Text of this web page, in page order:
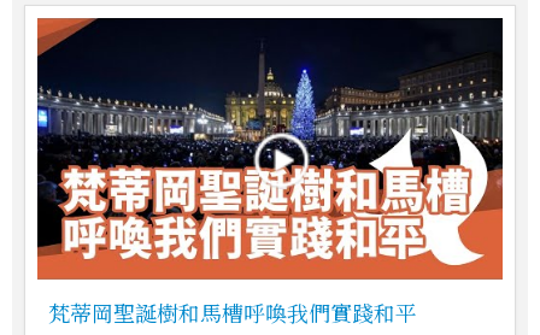
梵蒂岡聖誕樹和馬槽呼喚我們實踐和平